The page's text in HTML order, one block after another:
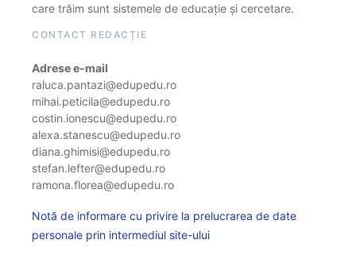
care trăim sunt sistemele de educație și cercetare.
CONTACT REDACȚIE
Adrese e-mail
raluca.pantazi@edupedu.ro
mihai.peticila@edupedu.ro
costin.ionescu@edupedu.ro
alexa.stanescu@edupedu.ro
diana.ghimisi@edupedu.ro
stefan.lefter@edupedu.ro
ramona.florea@edupedu.ro
Notă de informare cu privire la prelucrarea de date
personale prin intermediul site-ului